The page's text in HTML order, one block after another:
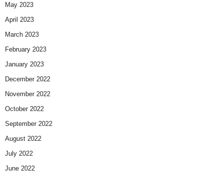
May 2023
April 2023
March 2023
February 2023
January 2023
December 2022
November 2022
October 2022
September 2022
August 2022
July 2022
June 2022